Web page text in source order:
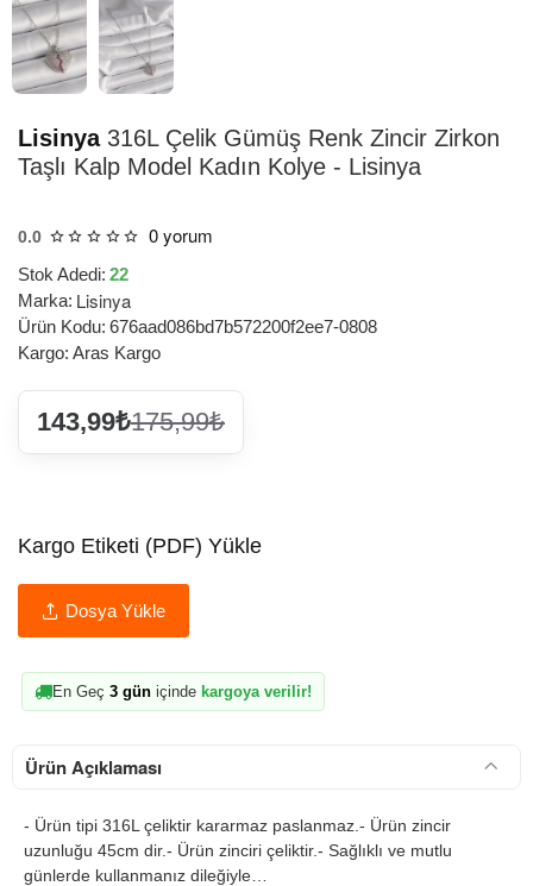
Lisinya316L Çelik Gümüş Renk Zincir Zirkon
Taşlı Kalp Model Kadın Kolye - Lisinya
0.0 0 yorum
Stok Adedi: 22
Marka: Lisinya
Ürün Kodu: 676aad086bd7b572200f2ee7-0808
Kargo: Aras Kargo
143,99₺175,99₺
Kargo Etiketi (PDF) Yükle
Dosya Yükle
En Geç 3 gün içinde kargoya verilir!
Ürün Açıklaması
- Ürün tipi 316L çeliktir kararmaz paslanmaz.- Ürün zincir
uzunluğu 45cm dir.- Ürün zinciri çeliktir.- Sağlıklı ve mutlu
günlerde kullanmanız dileğiyle…